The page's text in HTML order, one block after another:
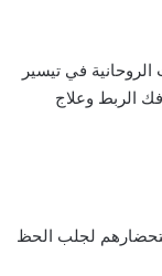
في تيسير
الربط وعلاج
لجلب الحظ